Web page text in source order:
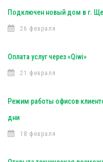
Подключен новый дом в г.
26 февраля
Оплата услуг через «Qiwi»
21 февраля
Режим работы офисов
дни
18 февраля